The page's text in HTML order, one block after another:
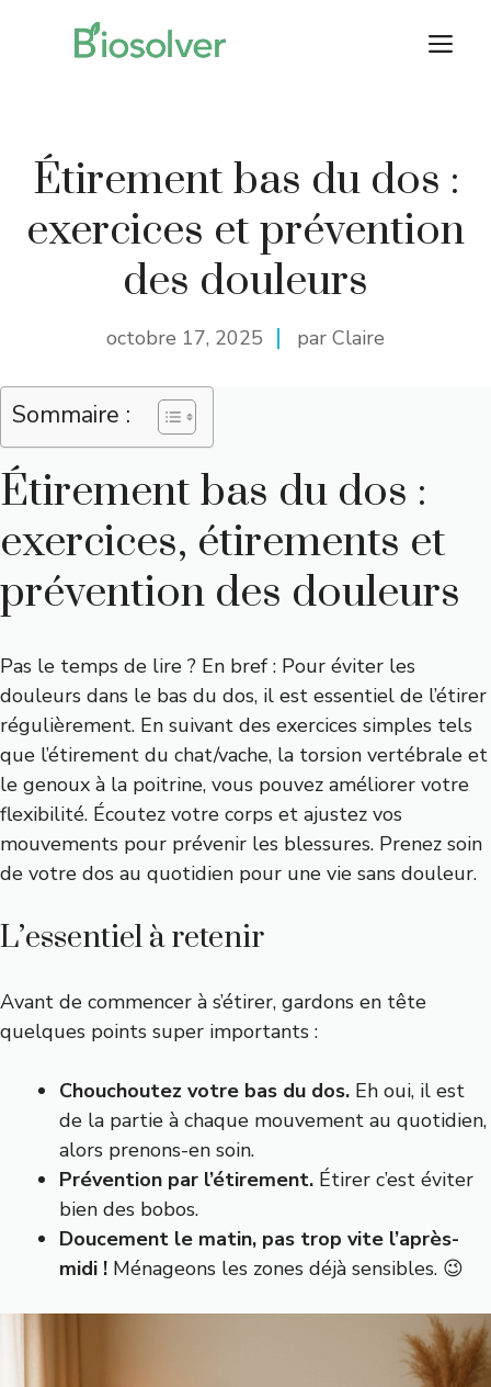
Étirement bas du dos :
exercices et prévention
des douleurs
octobre 17, 2025 par Claire
Sommaire :
Étirement bas du dos :
exercices, étirements et
prévention des douleurs
Pas le temps de lire ? En bref : Pour éviter les
douleurs dans le bas du dos, il est essentiel de l’étirer
régulièrement. En suivant des exercices simples tels
que l’étirement du chat/vache, la torsion vertébrale et
le genoux à la poitrine, vous pouvez améliorer votre
flexibilité. Écoutez votre corps et ajustez vos
mouvements pour prévenir les blessures. Prenez soin
de votre dos au quotidien pour une vie sans douleur.
L’essentiel à retenir
Avant de commencer à s’étirer, gardons en tête
quelques points super importants :
Chouchoutez votre bas du dos. Eh oui, il est
de la partie à chaque mouvement au quotidien,
alors prenons-en soin.
Prévention par l’étirement. Étirer c’est éviter
bien des bobos.
Doucement le matin, pas trop vite l’après-
midi ! Ménageons les zones déjà sensibles. 😉